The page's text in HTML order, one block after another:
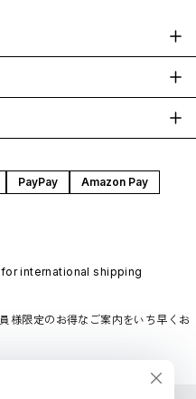
PayPay
Amazon Pay
international shipping
様限定のお得なご案内をいち早くお